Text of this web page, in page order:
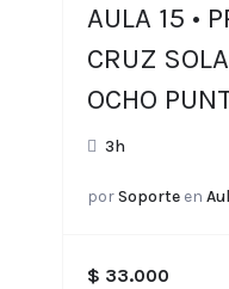
AULA 15 •
CRUZ
OCHO
3h
porSoporteen
$ 33.000